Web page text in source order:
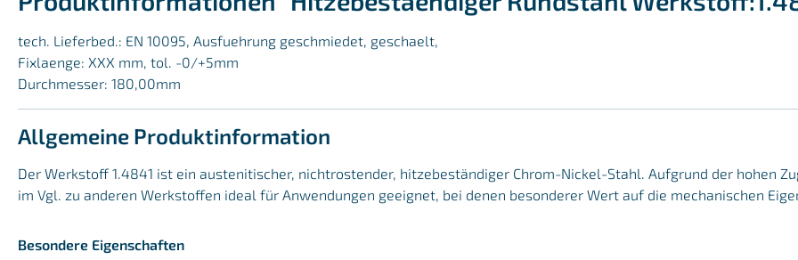
tech. Lieferbed.: EN 10095, Ausfuehrung geschmiedet, geschaelt,
Fixlaenge: XXX mm, tol. -0/+5mm
Durchmesser: 180,00mm
Allgemeine Produktinformation
Der Werkstoff 1.4841 ist ein austenitischer, nichtrostender, hitzebeständiger Chrom-Nickel-Stahl. Aufgrund der hohen
im Vgl. zu anderen Werkstoffen ideal für Anwendungen geeignet, bei denen besonderer Wert auf die mechanischen
Besondere Eigenschaften